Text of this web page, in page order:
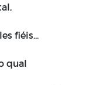
fiéis...
qual